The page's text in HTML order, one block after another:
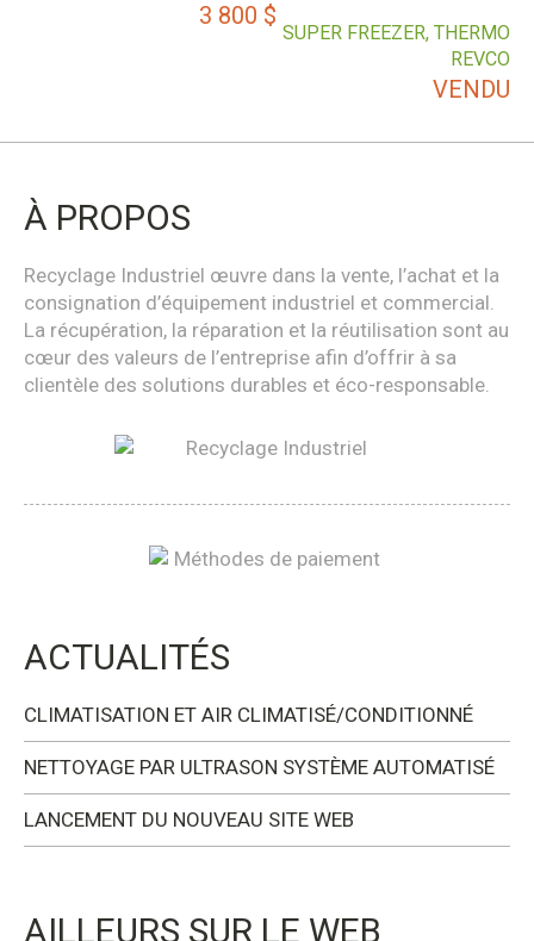
SUPER FREEZER, THERMO
REVCO
VENDU
3 800 $
À PROPOS
Recyclage Industriel œuvre dans la vente, l’achat et la
consignation d’équipement industriel et commercial.
La récupération, la réparation et la réutilisation sont au
cœur des valeurs de l’entreprise afin d’offrir à sa
clientèle des solutions durables et éco-responsable.
ACTUALITÉS
CLIMATISATION ET AIR CLIMATISÉ/CONDITIONNÉ
NETTOYAGE PAR ULTRASON SYSTÈME AUTOMATISÉ
LANCEMENT DU NOUVEAU SITE WEB
AILLEURS SUR LE WEB